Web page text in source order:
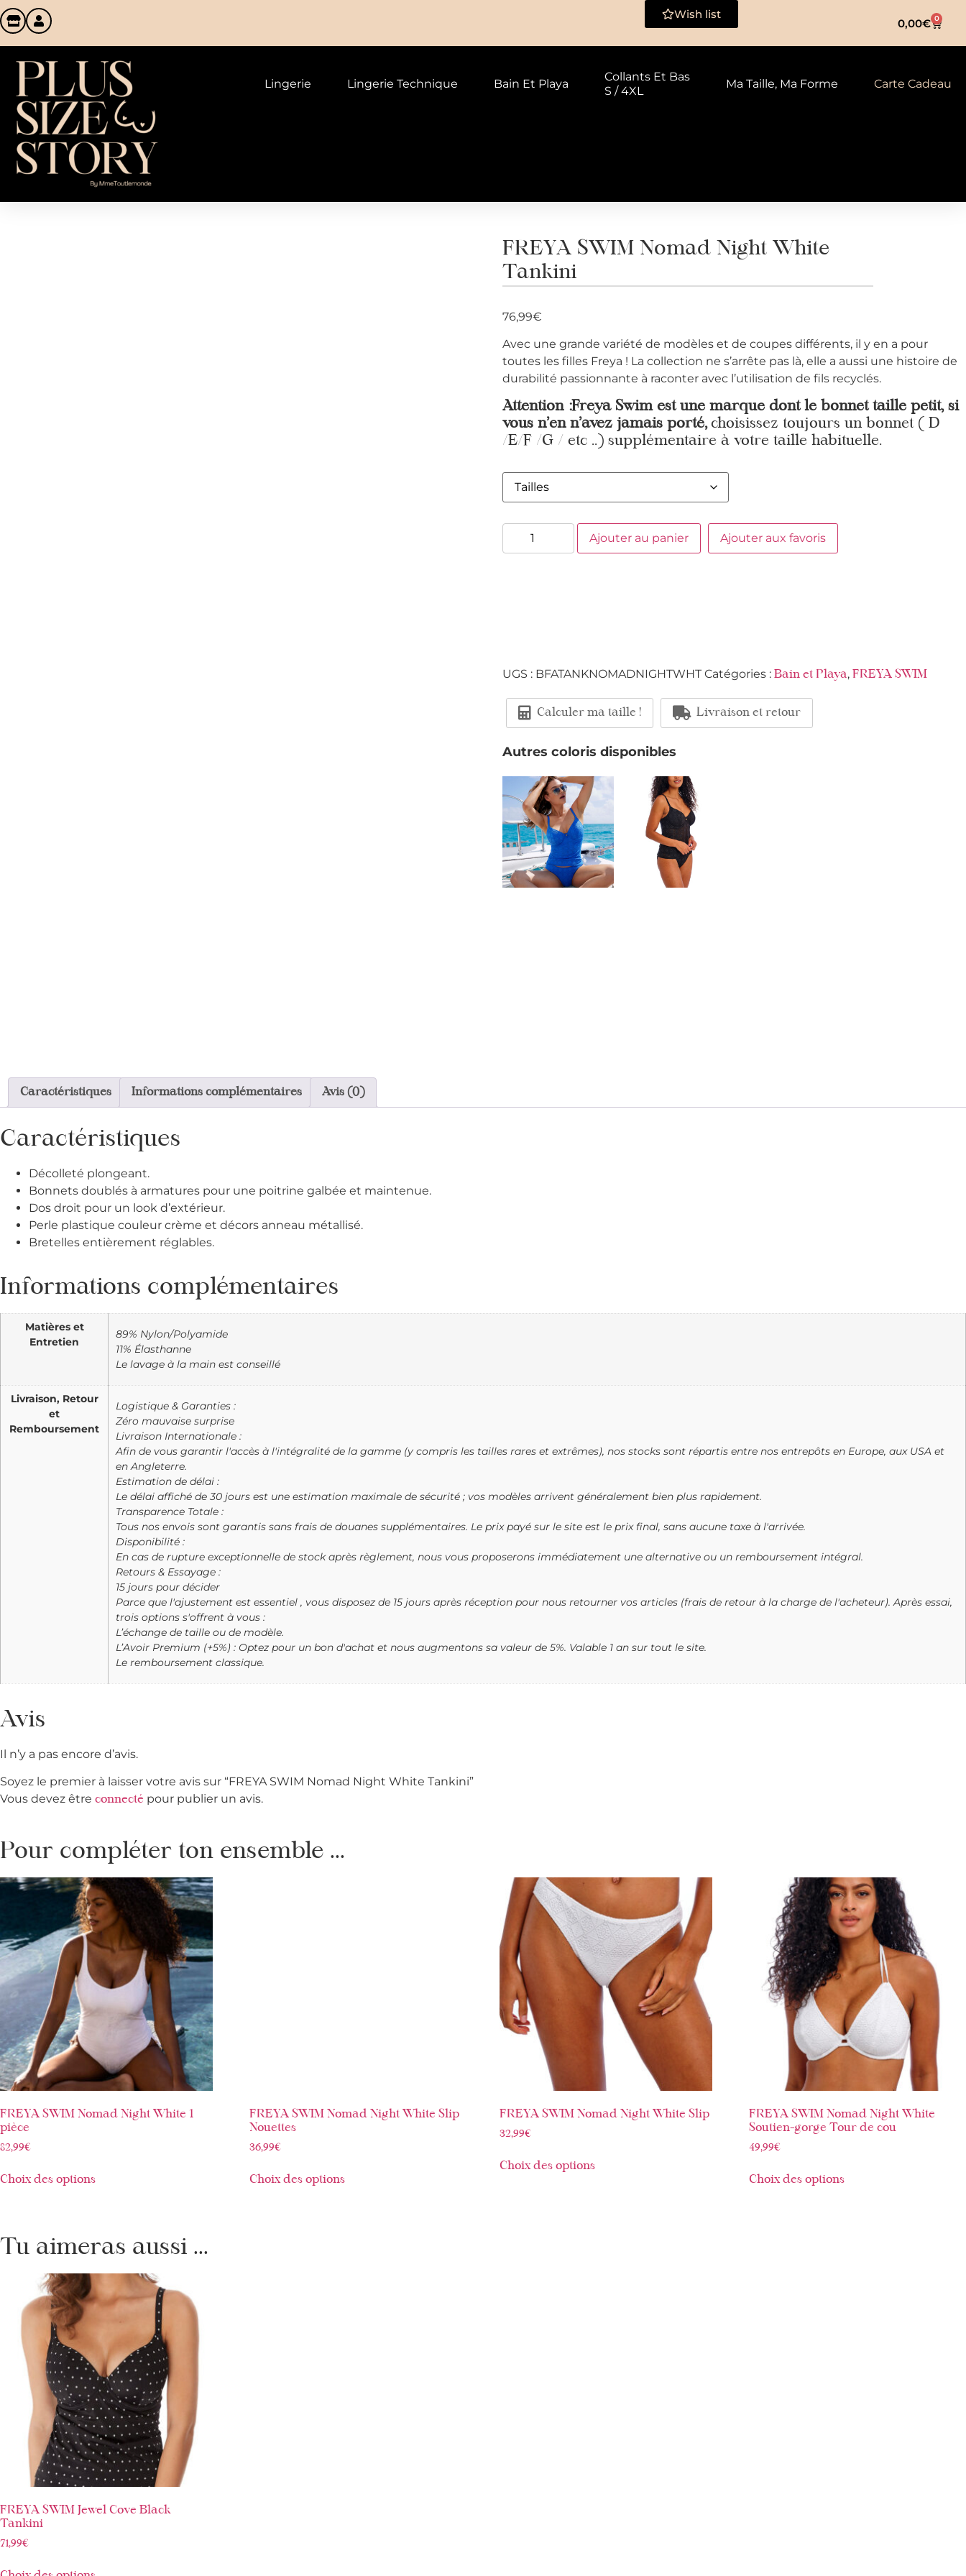
Wish list
0,00€ 0
Lingerie Lingerie Technique Bain Et Playa
Collants Et Bas
S / 4XL
Ma Taille, Ma Forme Carte Cadeau
FREYA SWIM Nomad Night White
Tankini
76,99€
Avec une grande variété de modèles et de coupes différents, il y en a pour
toutes les filles Freya ! La collection ne s’arrête pas là, elle a aussi une histoire de
durabilité passionnante à raconter avec l’utilisation de fils recyclés.
Attention :Freya Swim est une marque dont le bonnet taille petit, si
vous n’en n’avez jamais porté, choisissez toujours un bonnet ( D
/E/F /G / etc ..) supplémentaire à votre taille habituelle.
Ajouter au panier Ajouter aux favoris
UGS : BFATANKNOMADNIGHTWHT Catégories : Bain et Playa, FREYA SWIM
Calculer ma taille ! Livraison et retour
Autres coloris disponibles
Caractéristiques Informations complémentaires Avis (0)
Caractéristiques
Décolleté plongeant.
Bonnets doublés à armatures pour une poitrine galbée et maintenue.
Dos droit pour un look d’extérieur.
Perle plastique couleur crème et décors anneau métallisé.
Bretelles entièrement réglables.
Informations complémentaires
Matières et
Entretien
89% Nylon/Polyamide
11% Élasthanne
Le lavage à la main est conseillé
Livraison, Retour
et
Remboursement
Logistique & Garanties :
Zéro mauvaise surprise
Livraison Internationale :
Afin de vous garantir l'accès à l'intégralité de la gamme (y compris les tailles rares et extrêmes), nos stocks sont répartis entre nos entrepôts en Europe, aux USA et
en Angleterre.
Estimation de délai :
Le délai affiché de 30 jours est une estimation maximale de sécurité ; vos modèles arrivent généralement bien plus rapidement.
Transparence Totale :
Tous nos envois sont garantis sans frais de douanes supplémentaires. Le prix payé sur le site est le prix final, sans aucune taxe à l'arrivée.
Disponibilité :
En cas de rupture exceptionnelle de stock après règlement, nous vous proposerons immédiatement une alternative ou un remboursement intégral.
Retours & Essayage :
15 jours pour décider
Parce que l'ajustement est essentiel , vous disposez de 15 jours après réception pour nous retourner vos articles (frais de retour à la charge de l'acheteur). Après essai,
trois options s'offrent à vous :
L’échange de taille ou de modèle.
L’Avoir Premium (+5%) : Optez pour un bon d'achat et nous augmentons sa valeur de 5%. Valable 1 an sur tout le site.
Le remboursement classique.
Avis
Il n’y a pas encore d’avis.
Soyez le premier à laisser votre avis sur “FREYA SWIM Nomad Night White Tankini”
Vous devez être connecté pour publier un avis.
Pour compléter ton ensemble ...
FREYA SWIM Nomad Night White 1
pièce
82,99€
Choix des options
FREYA SWIM Nomad Night White Slip
Nouettes
36,99€
Choix des options
FREYA SWIM Nomad Night White Slip
32,99€
Choix des options
FREYA SWIM Nomad Night White
Soutien-gorge Tour de cou
49,99€
Choix des options
Tu aimeras aussi ...
FREYA SWIM Jewel Cove Black
Tankini
71,99€